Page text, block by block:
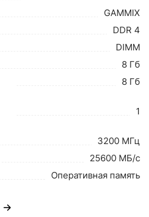
GAMMIX
DDR 4
DIMM
8 Гб
8 Гб
1
3200 МГц
25600 МБ/с
Оперативная память